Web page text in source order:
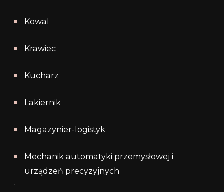
Kowal
Krawiec
Kucharz
Lakiernik
Magazynier-logistyk
Mechanik automatyki przemysłowej i
urządzeń precyzyjnych